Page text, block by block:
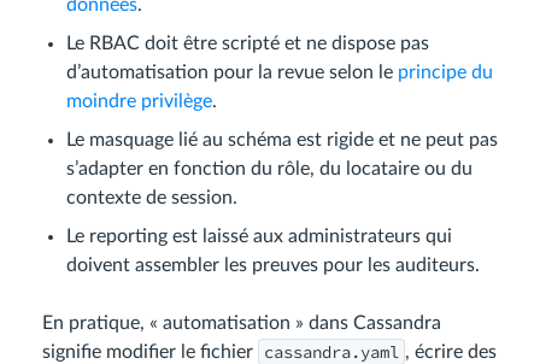
données.
Le RBAC doit être scripté et ne dispose pas
d’automatisation pour la revue selon le principe du
moindre privilège.
Le masquage lié au schéma est rigide et ne peut pas
s’adapter en fonction du rôle, du locataire ou du
contexte de session.
Le reporting est laissé aux administrateurs qui
doivent assembler les preuves pour les auditeurs.
En pratique, « automatisation » dans Cassandra
signifie modifier le fichier
cassandra.yaml , écrire des